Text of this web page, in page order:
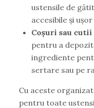
ustensile de
accesibile și
Coșuri sau
pentru a
ingrediente
sertare sau pe
Cu aceste
pentru toate